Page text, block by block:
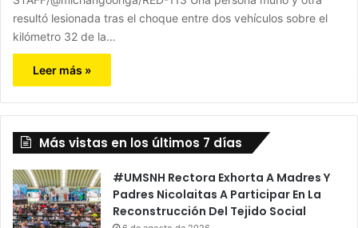
resultó lesionada tras el choque entre dos vehículos sobre el
kilómetro 32 de la…
Leer más »
Más vistas en los últimos 7 días
#UMSNH Rectora Exhorta A Madres Y
Padres Nicolaitas A Participar En La
Reconstrucción Del Tejido Social